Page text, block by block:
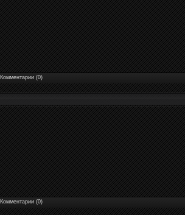
Комментарии (0)
Комментарии (0)